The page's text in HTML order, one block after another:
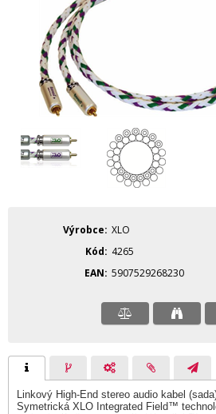
Výrobce XLO
Kód
4265
EAN 5907529268230
Linkový High-End stereo audio kabel
Symetrická XLO Integrated Field™